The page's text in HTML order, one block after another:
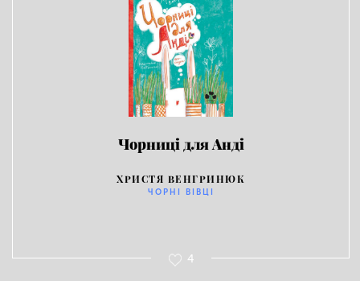
Чорниці для Анді
ХРИСТЯ ВЕНГРИНЮК
ЧОРНІ ВІВЦІ
4